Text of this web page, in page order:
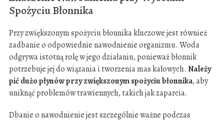
Spożyciu Błonnika
Przy zwiększonym spożyciu błonnika kluczowe jest również
zadbanie o odpowiednie nawodnienie organizmu. Woda
odgrywa istotną rolę w jego działaniu, ponieważ błonnik
potrzebuje jej do wiązania i tworzenia mas kałowych. Należy
pić dużo płynów przy zwiększonym spożyciu błonnika, aby
uniknąć problemów trawiennych, takich jak zaparcia.
Dbanie o nawodnienie jest szczególnie ważne podczas